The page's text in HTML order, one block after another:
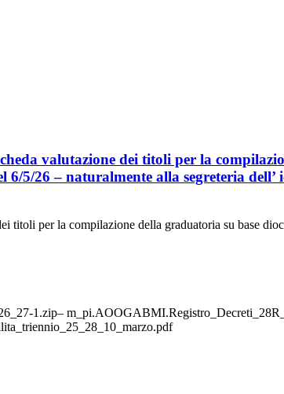
5/26 – naturalmente alla segreteria dell’
titoli per la compilazione della graduatoria su base
1.zip–